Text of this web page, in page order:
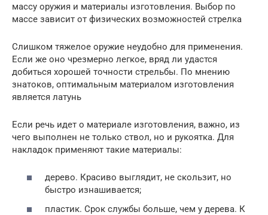
массу оружия и материалы изготовления. Выбор по
массе зависит от физических возможностей стрелка
Слишком тяжелое оружие неудобно для применения.
Если же оно чрезмерно легкое, вряд ли удастся
добиться хорошей точности стрельбы. По мнению
знатоков, оптимальным материалом изготовления
является латунь
Если речь идет о материале изготовления, важно, из
чего выполнен не только ствол, но и рукоятка. Для
накладок применяют такие материалы:
дерево. Красиво выглядит, не скользит, но
быстро изнашивается;
пластик. Срок службы больше, чем у дерева. К